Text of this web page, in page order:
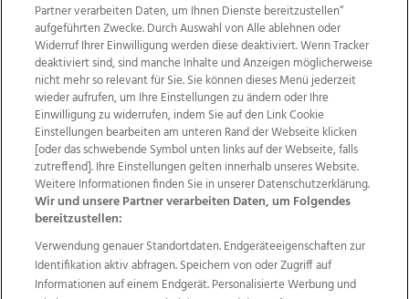
Wir über uns Mediadaten Kontakt
Jobs
Datenschutz
Impressum
AGB Anzeigekunden
AGB Website
Ehrenkodex Politische Werbung
Weitere Angebote des Medienhauses Wimmer
TV1 di-mog-i.at OÖNow
Ischler Woche
Life Radio
OÖNachrichten OÖN Immobilien
Partner verarbeiten Daten, um Ihnen Dienste bereitzustellen“
aufgeführten Zwecke. Durch Auswahl von Alle ablehnen oder
Widerruf Ihrer Einwilligung werden diese deaktiviert. Wenn Tracker
deaktiviert sind, sind manche Inhalte und Anzeigen möglicherweise
nicht mehr so relevant für Sie. Sie können dieses Menü jederzeit
wieder aufrufen, um Ihre Einstellungen zu ändern oder Ihre
Einwilligung zu widerrufen, indem Sie auf den Link Cookie
Einstellungen bearbeiten am unteren Rand der Webseite klicken
[oder das schwebende Symbol unten links auf der Webseite, falls
zutreffend]. Ihre Einstellungen gelten innerhalb unseres Website.
Weitere Informationen finden Sie in unserer Datenschutzerklärung.
Wir und unsere Partner verarbeiten Daten, um Folgendes
bereitzustellen:
Verwendung genauer Standortdaten. Endgeräteeigenschaften zur
Identifikation aktiv abfragen. Speichern von oder Zugriff auf
Informationen auf einem Endgerät. Personalisierte Werbung und